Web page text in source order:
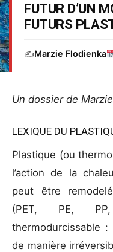
FUTUR D’UN
FUTURS
✍️Marzie Flodienka
Un dossier de
LEXIQUE DU
Plastique (ou
l’action de la
peut être
(PET, PE,
thermodurcissable :
de manière